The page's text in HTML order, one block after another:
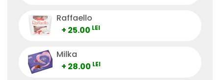
Raffaello
+ 25.00 LEI
Milka
+ 28.00 LEI